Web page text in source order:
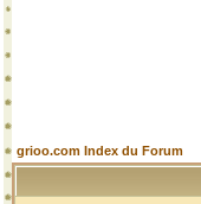
grioo.com Index du Forum